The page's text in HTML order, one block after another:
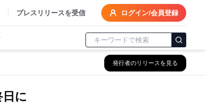
プレスリリースを受信 ログイン/会員登録
発行者のリリースを見る
に